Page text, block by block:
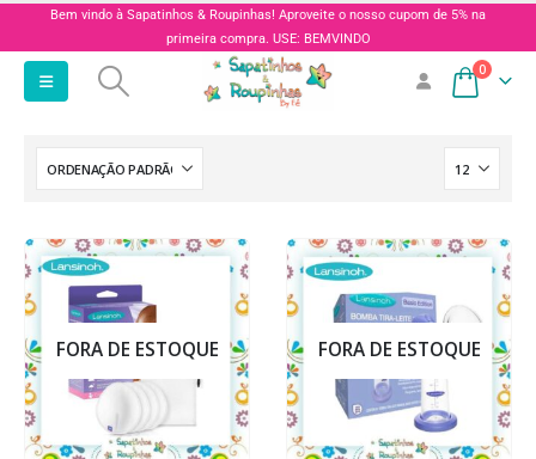
Bem vindo à Sapatinhos & Roupinhas! Aproveite o nosso cupom de 5% na
primeira compra. USE: BEMVINDO
0
FORA DE ESTOQUE FORA DE ESTOQUE